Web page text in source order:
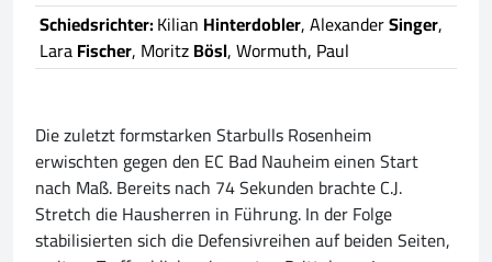
Schiedsrichter:Kilian Hinterdobler, AlexanderSinger,
LaraFischer, MoritzBösl, Wormuth, Paul
Die zuletzt formstarken Starbulls Rosenheim
erwischten gegen den EC Bad Nauheim einen Start
nach Maß. Bereits nach 74 Sekunden brachte C.J.
Stretch die Hausherren in Führung. In der Folge
stabilisierten sich die Defensivreihen auf beiden Seiten,